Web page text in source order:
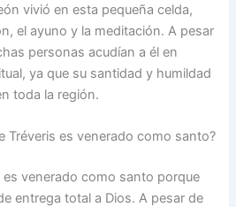
vivió en esta pequeña celda,
el ayuno y la meditación. A pesar
personas acudían a él en
ya que su santidad y humildad
toda la región.
Tréveris es venerado como santo?
es venerado como santo porque
entrega total a Dios. A pesar de